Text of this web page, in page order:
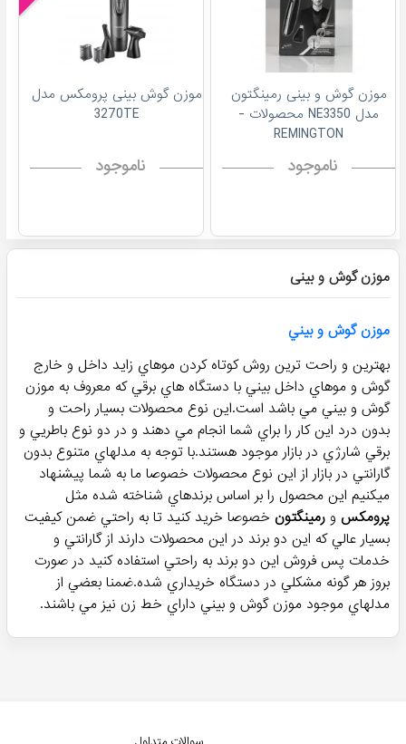
موزن گوش و بینی رمینگتون
مدل NE3350 محصولات -
REMINGTON
ناموجود
موزن گوش بینی پرومکس مدل
3270TE
ناموجود
موزن گوش و بینی
موزن گوش و بيني
بهترين و راحت ترين روش كوتاه كردن موهاي زايد داخل و خارج
گوش و موهاي داخل بيني با دستگاه هاي برقي كه معروف به موزن
گوش و بيني مي باشد است.اين نوع محصولات بسيار راحت و
بدون درد اين كار را براي شما انجام مي دهند و در دو نوع باطريي و
برقي شارژي در بازار موجود هستند.با توجه به مدلهاي متنوع بدون
گارانتي در بازار از اين نوع محصولات خصوصا ما به شما پيشنهاد
ميكنيم اين محصول را بر اساس برندهاي شناخته شده مثل
پرومكس و رمينگتون خصوصا خريد كنيد تا به راحتي ضمن كيفيت
بسيار عالي كه اين دو برند در اين محصولات دارند از گارانتي و
خدمات پس فروش اين دو برند به راحتي استفاده كنيد در صورت
بروز هر گونه مشكلي در دستگاه خريداري شده.ضمنا بعضي از
مدلهاي موجود موزن گوش و بيني داراي خط زن نيز مي باشند.